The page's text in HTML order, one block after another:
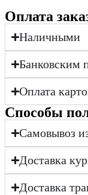
Оплата
Наличными
Банковским
Оплата
Cпособы
Самовывоз
Доставка
Доставка